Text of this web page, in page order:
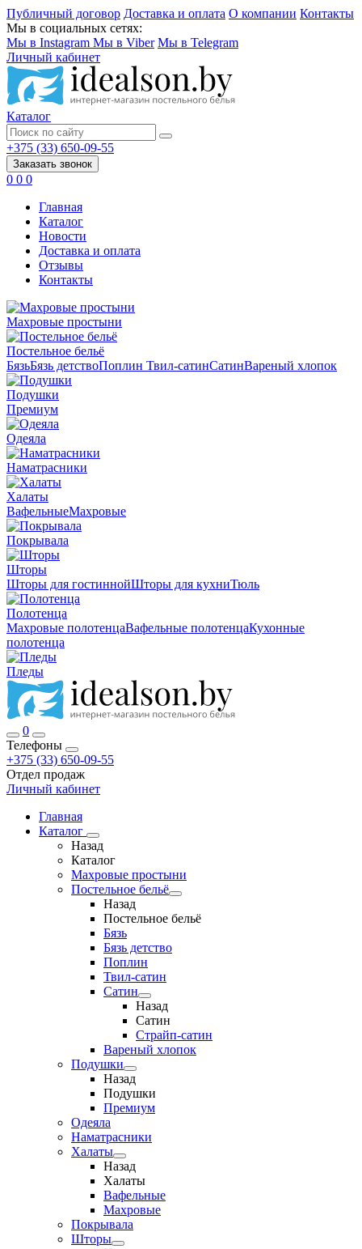
Публичный договор Доставка и оплата О компании Контакты
Мы в социальных сетях:
Мы в Instagram Мы в Viber Мы в Telegram
Личный кабинет
Каталог
+375 (33) 650-09-55
Заказать звонок
0 0 0
Главная
Каталог
Новости
Доставка и оплата
Отзывы
Контакты
Махровые простыни
Постельное бельё
БязьБязь детствоПоплин Твил-сатинСатинВареный хлопок
Подушки
Премиум
Одеяла
Наматрасники
Халаты
ВафельныеМахровые
Покрывала
Шторы
Шторы для гостиннойШторы для кухниТюль
Полотенца
Махровые полотенцаВафельные полотенцаКухонные
полотенца
Пледы
0
Телефоны
+375 (33) 650-09-55
Отдел продаж
Личный кабинет
Главная
Каталог
Назад
Каталог
Махровые простыни
Постельное бельё
Назад
Постельное бельё
Бязь
Бязь детство
Поплин
Твил-сатин
Сатин
Назад
Сатин
Страйп-сатин
Вареный хлопок
Подушки
Назад
Подушки
Премиум
Одеяла
Наматрасники
Халаты
Назад
Халаты
Вафельные
Махровые
Покрывала
Шторы